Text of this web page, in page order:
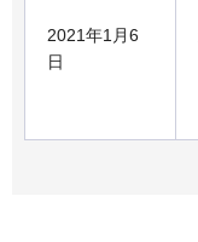
2021年1月6
日